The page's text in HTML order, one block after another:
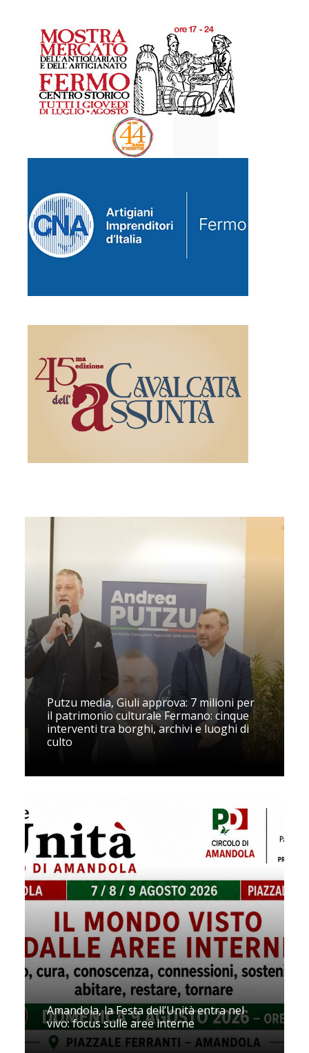
Putzu media, Giuli approva: 7 milioni per
il patrimonio culturale Fermano: cinque
interventi tra borghi, archivi e luoghi di
culto
Amandola, la Festa dell’Unità entra nel
vivo: focus sulle aree interne